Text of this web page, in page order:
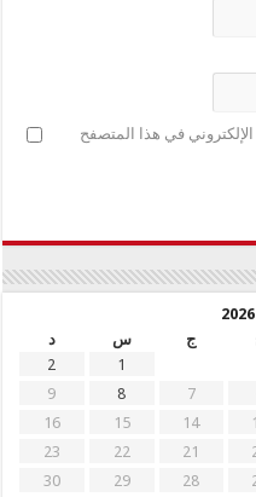
في هذا المتصفح
ج س
د
1
2
7
8
9
14
15
16
21
22
23
28
29
30